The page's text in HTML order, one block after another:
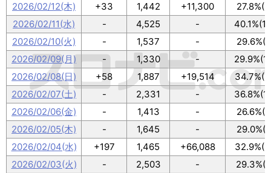
2026/02/12(木)
+33 1,442 +11,300
2026/02/11(水)
- 4,525 -
2026/02/10(火)
- 1,537 -
2026/02/09(月)
- 1,330 -
2026/02/08(日)
+58 1,887 +19,514
2026/02/07(土)
- 2,331 -
2026/02/06(金)
- 1,413 -
2026/02/05(木)
- 1,645 -
2026/02/04(水)
+197 1,465 +66,088
2026/02/03(火)
- 2,503 -